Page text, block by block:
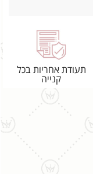
תעודת אחריות בכל
קנייה